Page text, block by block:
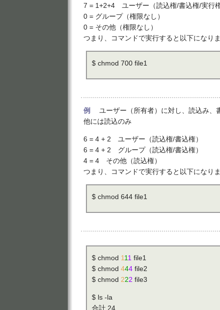
7 = 1+2+4 ユーザー（読込権/書込権/実行
0 = グループ（権限なし）
0 = その他（権限なし）
つまり、コマンドで実行すると以下になり
$ chmod 700 file1
例
ユーザー（所有者）に対し、読込み、
他には読込のみ
6 = 4 + 2 ユーザー（読込権/書込権）
6 = 4 + 2 グループ（読込権/書込権）
4 = 4 その他（読込権）
つまり、コマンドで実行すると以下になり
$ chmod 644 file1
$ chmod 111 file1
$ chmod 444 file2
$ chmod 222 file3
$ ls -la
合計 24